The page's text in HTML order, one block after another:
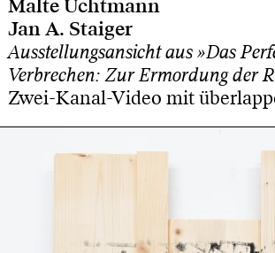
Malte Uchtmann
Jan A. Staiger
Ausstellungsansicht aus »Das
Verbrechen: Zur Ermordung der
Zwei-Kanal-Video mit